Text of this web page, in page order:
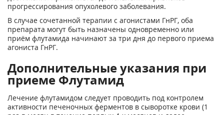
прогрессирования опухолевого заболевания.
В случае сочетанной терапии с агони­стами ГнРГ, оба
препарата могут быть назначены одновременно или
приём флутамида начинают за три дня до первого приема
агониста ГнРГ.
Дополнительные указания при
приеме Флутамид
Лечение флутамидом следует проводить под контролем
активности печеночных ферментов в сыворотке крови (1